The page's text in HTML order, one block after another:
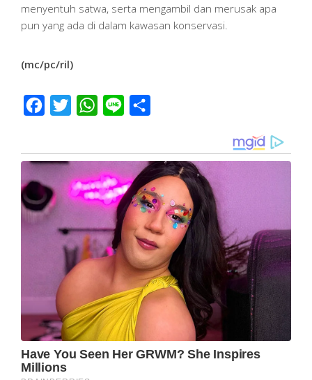
menyentuh satwa, serta mengambil dan merusak apa
pun yang ada di dalam kawasan konservasi.
(mc/pc/ril)
Facebook
Twitter WhatsApp
Line